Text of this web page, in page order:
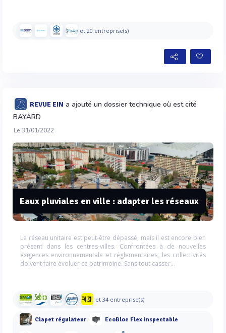
et 20 entreprise(s)
REVUE EIN a ajouté un dossier technique où est cité
BAYARD
Le 31/01/2022
Eaux pluviales en ville : adapter les réseaux
Le réseau unitaire est peut-être dépassé, mais il est encore bien
présent dans les centres-villes. Confrontées à de nouvelles
exigences environnementale et réglementaires, les collectivités
doivent faire évoluer ce patrimoine. Sans tout casser…
et 34 entreprise(s)
Clapet régulateur EcoBloc Flex inspectable